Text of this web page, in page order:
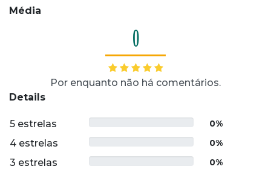
Média
0
Por enquanto não há comentários.
Details
5 estrelas 0%
4 estrelas 0%
3 estrelas 0%